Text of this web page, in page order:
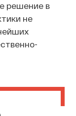
решение в
не